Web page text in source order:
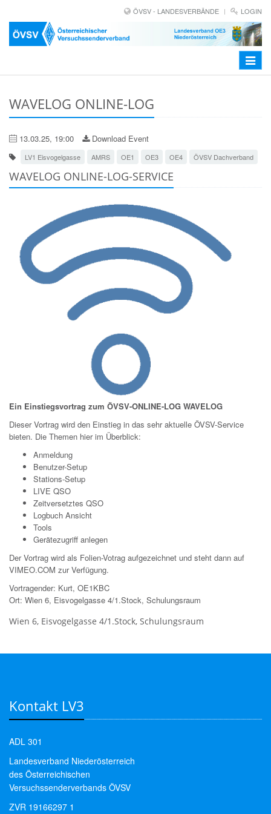
ÖVSV - LANDESVERBÄNDE LOGIN
Toggle
WAVELOG ONLINE-LOG
13.03.25, 19:00 Download Event
LV1 Eisvogelgasse AMRS OE1 OE3 OE4 ÖVSV Dachverband
WAVELOG ONLINE-LOG-SERVICE
Ein Einstiegsvortrag zum ÖVSV-ONLINE-LOG WAVELOG
Dieser Vortrag wird den Einstieg in das sehr aktuelle ÖVSV-Service
bieten. Die Themen hier im Überblick:
Anmeldung
Benutzer-Setup
Stations-Setup
LIVE QSO
Zeitversetztes QSO
Logbuch Ansicht
Tools
Gerätezugriff anlegen
Der Vortrag wird als Folien-Votrag aufgezeichnet und steht dann auf
VIMEO.COM zur Verfügung.
Vortragender: Kurt, OE1KBC
Ort: Wien 6, Eisvogelgasse 4/1.Stock, Schulungsraum
Wien 6, Eisvogelgasse 4/1.Stock, Schulungsraum
Kontakt LV3
ADL 301
Landesverband Niederösterreich
des Österreichischen
Versuchssenderverbands ÖVSV
ZVR 19166297 1